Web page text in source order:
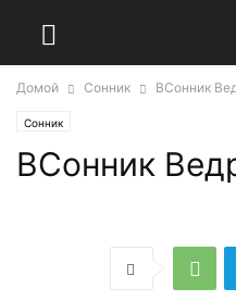
Домой Сонник ВСонник
Сонник
ВСонник